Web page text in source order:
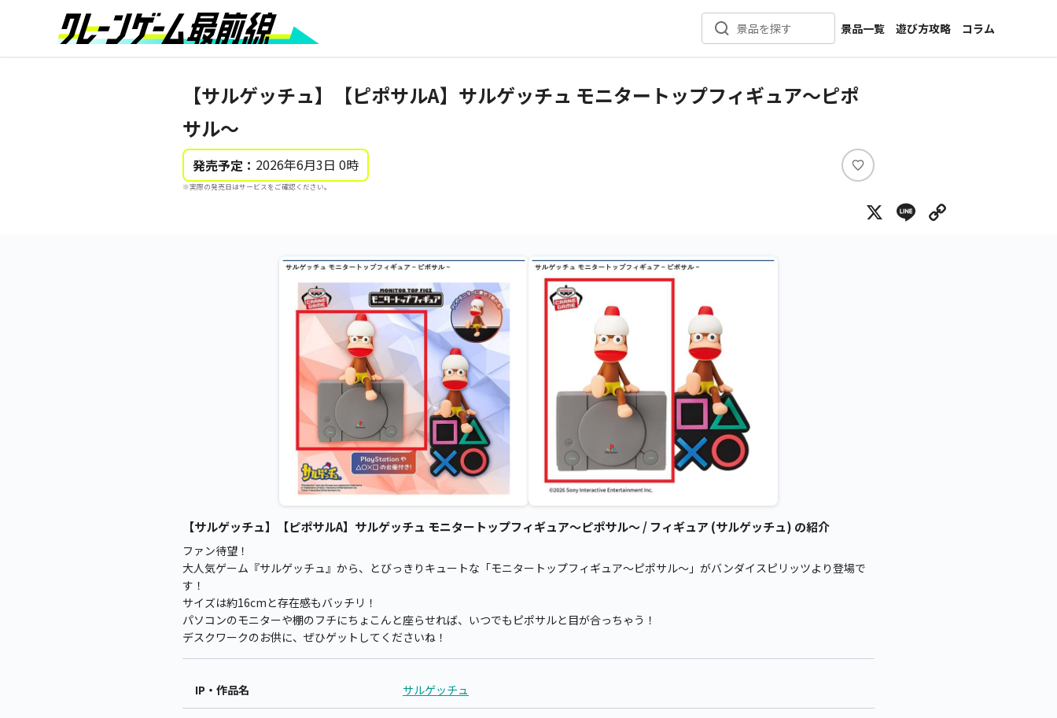
景品を探す
景品一覧
新着景品
カテゴリ一覧
遊び方攻略
コラム
インタビュー
【サルゲッチュ】【ピポサルA】サルゲッチュ モニタートップフィギュア～ピポ
サル～
発売予定： 2026年6月3日 0時
※実際の発売日はサービスをご確認ください。
い
ね
X Line
【サルゲッチュ】【ピポサルA】サルゲッチュ モニタートップフィギュア～ピポサル～ / フィギュア (サルゲッチュ) の紹介
ファン待望！
大人気ゲーム『サルゲッチュ』から、とびっきりキュートな「モニタートップフィギュア～ピポサル～」がバンダイスピリッツより登場で
す！
サイズは約16cmと存在感もバッチリ！
パソコンのモニターや棚のフチにちょこんと座らせれば、いつでもピポサルと目が合っちゃう！
デスクワークのお供に、ぜひゲットしてくださいね！
IP・作品名 サルゲッチュ